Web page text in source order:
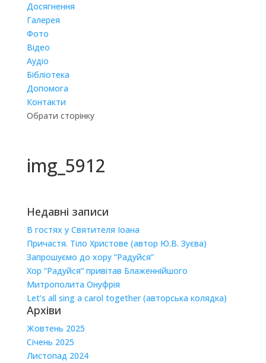
Досягнення
Галерея
Фото
Відео
Аудіо
Бібліотека
Допомога
Контакти
Обрати сторінку
img_5912
Недавні записи
В гостях у Святителя Іоана
Причастя. Тіло Христове (автор Ю.В. Зуєва)
Запрошуємо до хору “Радуйся”
Хор “Радуйся” привітав Блаженнійшого
Митрополита Онуфрія
Let’s all sing a carol together (авторська колядка)
Архіви
Жовтень 2025
Січень 2025
Листопад 2024